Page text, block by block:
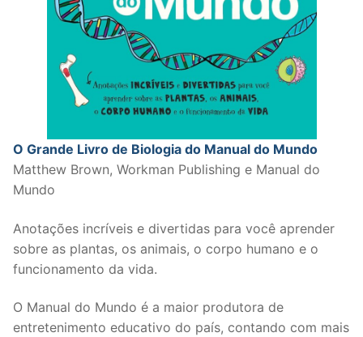
O Grande Livro de Biologia do Manual do Mundo
Matthew Brown, Workman Publishing e Manual do
Mundo
Anotações incríveis e divertidas para você aprender
sobre as plantas, os animais, o corpo humano e o
funcionamento da vida.
O Manual do Mundo é a maior produtora de
entretenimento educativo do país, contando com mais